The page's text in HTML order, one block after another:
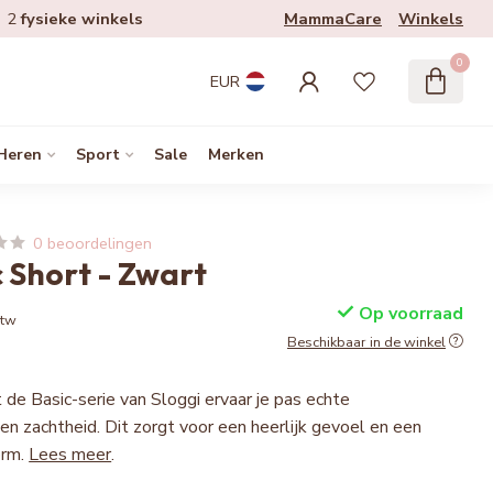
2fysieke winkels MammaCare Winkels
EUR
0
Sport Sale Merken
0 beoordelingen
Short - Zwart
Op voorraad
Beschikbaar in de winkel
Basic-serie van Sloggi ervaar je pas echte
zachtheid. Dit zorgt voor een heerlijk gevoel en een
Lees meer.